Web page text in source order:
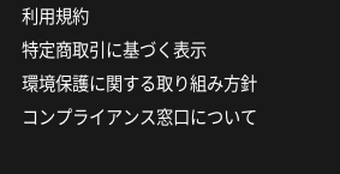
利用規約
特定商取引に基づく表示
環境保護に関する取り組み方針
コンプライアンス窓口について